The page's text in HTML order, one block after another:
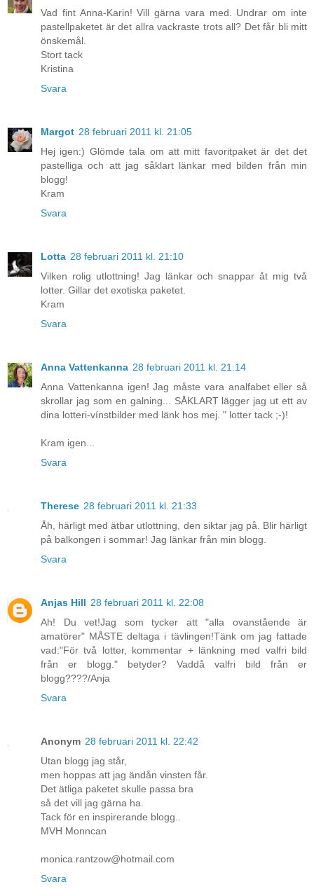
Vad fint Anna-Karin! Vill gärna vara med. Undrar om inte
pastellpaketet är det allra vackraste trots all? Det får bli mitt
önskemål.
Stort tack
Kristina
Svara
Margot 28 februari 2011 kl. 21:05
Hej igen:) Glömde tala om att mitt favoritpaket är det det
pastelliga och att jag såklart länkar med bilden från min
blogg!
Kram
Svara
Lotta 28 februari 2011 kl. 21:10
Vilken rolig utlottning! Jag länkar och snappar åt mig två
lotter. Gillar det exotiska paketet.
Kram
Svara
Anna Vattenkanna 28 februari 2011 kl. 21:14
Anna Vattenkanna igen! Jag måste vara analfabet eller så
skrollar jag som en galning... SÅKLART lägger jag ut ett av
dina lotteri-vínstbilder med länk hos mej. " lotter tack ;-)!
Kram igen...
Svara
Therese 28 februari 2011 kl. 21:33
Åh, härligt med ätbar utlottning, den siktar jag på. Blir härligt
på balkongen i sommar! Jag länkar från min blogg.
Svara
Anjas Hill 28 februari 2011 kl. 22:08
Ah! Du vet!Jag som tycker att "alla ovanstående är
amatörer" MÅSTE deltaga i tävlingen!Tänk om jag fattade
vad:"För två lotter, kommentar + länkning med valfri bild
från er blogg." betyder? Vaddå valfri bild från er
blogg????/Anja
Svara
Anonym 28 februari 2011 kl. 22:42
Utan blogg jag står,
men hoppas att jag ändån vinsten får.
Det ätliga paketet skulle passa bra
så det vill jag gärna ha.
Tack för en inspirerande blogg..
MVH Monncan
monica.rantzow@hotmail.com
Svara